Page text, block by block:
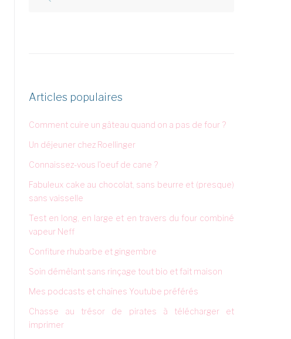
Articles populaires
Comment cuire un gâteau quand on a pas de four ?
Un déjeuner chez Roellinger
Connaissez-vous l'oeuf de cane ?
Fabuleux cake au chocolat, sans beurre et (presque)
sans vaisselle
Test en long, en large et en travers du four combiné
vapeur Neff
Confiture rhubarbe et gingembre
Soin démêlant sans rinçage tout bio et fait maison
Mes podcasts et chaînes Youtube préférés
Chasse au trésor de pirates à télécharger et
imprimer